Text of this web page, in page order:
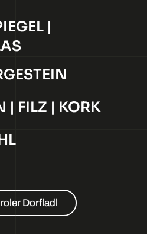
|
| FILZ | KORK
Dorfladl